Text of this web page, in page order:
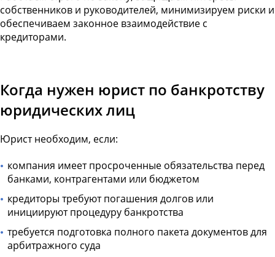
собственников и руководителей, минимизируем риски и
обеспечиваем законное взаимодействие с
кредиторами.
Когда нужен юрист по банкротству
юридических лиц
Юрист необходим, если:
компания имеет просроченные обязательства перед
банками, контрагентами или бюджетом
кредиторы требуют погашения долгов или
инициируют процедуру банкротства
требуется подготовка полного пакета документов для
арбитражного суда